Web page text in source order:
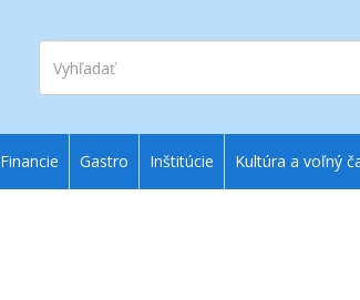
Vyhľadať
Financie Gastro Inštitúcie Kultúra a voľný